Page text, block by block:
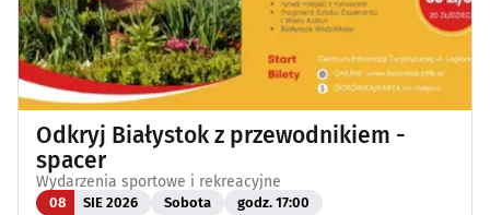
Odkryj Białystok z przewodnikiem -
spacer
Wydarzenia sportowe i rekreacyjne
08 SIE 2026 Sobota godz. 17:00